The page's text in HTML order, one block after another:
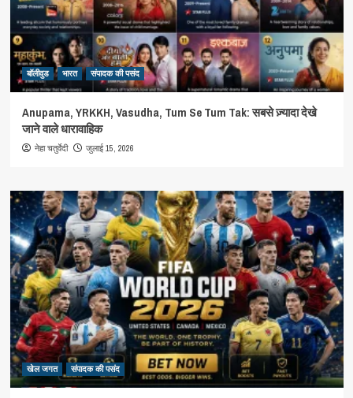
बॉलीवुड भारत संपादक की पसंद
Anupama, YRKKH, Vasudha, Tum Se Tum Tak: सबसे ज़्यादा देखे
जाने वाले धारावाहिक
नेहा चतुर्वेदी जुलाई 15, 2026
खेल जगत संपादक की पसंद